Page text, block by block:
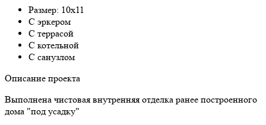
Размер: 10х11
С эркером
C террасой
С котельной
С санузлом
Описание проекта
Выполнена чистовая внутренняя отделка ранее построенного
дома "под усадку"